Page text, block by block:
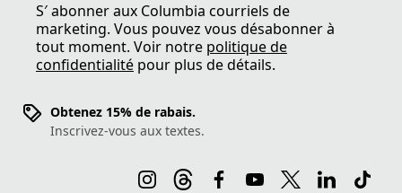
S′ abonner aux Columbia courriels de
marketing. Vous pouvez vous désabonner à
tout moment. Voir notre politique de
confidentialité pour plus de détails.
Obtenez 15% de rabais.
Inscrivez-vous aux textes.